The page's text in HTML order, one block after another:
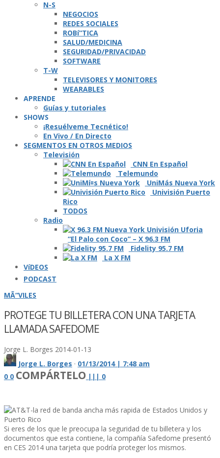
N-S
NEGOCIOS
REDES SOCIALES
ROBí“TICA
SALUD/MEDICINA
SEGURIDAD/PRIVACIDAD
SOFTWARE
T-W
TELEVISORES Y MONITORES
WEARABLES
APRENDE
Guí­as y tutoriales
SHOWS
¡Resuélveme Tecnético!
En Vivo / En Directo
SEGMENTOS EN OTROS MEDIOS
Televisión
CNN En Español
Telemundo
UniMás Nueva York
Univisión Puerto
Rico
TODOS
Radio
“El Palo con Coco” – X 96.3 FM
Fidelity 95.7 FM
La X FM
VíDEOS
PODCAST
MÃ“VILES
PROTEGE TU BILLETERA CON UNA TARJETA
LLAMADA SAFEDOME
Jorge L. Borges 2014-01-13
Jorge L. Borges · 01/13/2014 | 7:48 am
0 0 COMPÁRTELO | | | 0
Si eres de los que le preocupa la seguridad de tu billetera y los
documentos que esta contiene, la compañí­a Safedome presentó
en CES 2014 una tarjeta que podrí­a proteger los mismos.